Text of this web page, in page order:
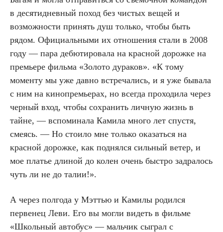
в десятидневный поход без чистых вещей и
возможности принять душ только, чтобы быть
рядом. Официальными их отношения стали в 2008
году — пара дебютировала на красной дорожке на
премьере фильма «Золото дураков». «К тому
моменту мы уже давно встречались, и я уже бывала
с ним на кинопремьерах, но всегда проходила через
черный вход, чтобы сохранить личную жизнь в
тайне, — вспоминала Камила много лет спустя,
смеясь. — Но стоило мне только оказаться на
красной дорожке, как поднялся сильный ветер, и
мое платье длиной до колен очень быстро задралось
чуть ли не до талии!».
А через полгода у Мэттью и Камилы родился
первенец Леви. Его вы могли видеть в фильме
«Школьный автобус» — мальчик сыграл с